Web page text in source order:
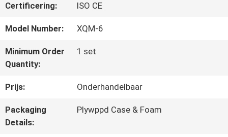
KWALITEITSCONTROLE
CONTACTEER
ONS
NIEUWS
Certificering: ISO CE
Model Number: XQM-6
Minimum Order
Quantity:
1 set
Prijs: Onderhandelbaar
Packaging
Details:
Plywppd Case & Foam